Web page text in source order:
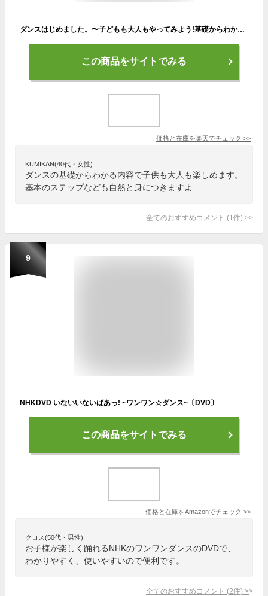
ダンスはじめました。〜子どもも大人もやってみよう!基礎からわかるHip Hop!〜 レッスンDVD/子供向け[DVD]【返品種別A】
この商品をサイトでみる
価格と在庫を楽天でチェック >>
KUMIKAN(40代・女性)
ダンスの基礎からわかる内容で子供も大人も楽しめます。
基本のステップなども自然と身につきますよ
全てのおすすめコメント (1 件) >
9
NHKDVD いないいないばあっ! ~ワンワン☆ダンス~〔DVD〕
この商品をサイトでみる
価格と在庫をAmazonでチェック >>
クロス(50代・男性)
お子様が楽しく踊れるNHKのワンワンダンスのDVDで、
わかりやすく、使いやすいので便利です。
全てのおすすめコメント (2件) >